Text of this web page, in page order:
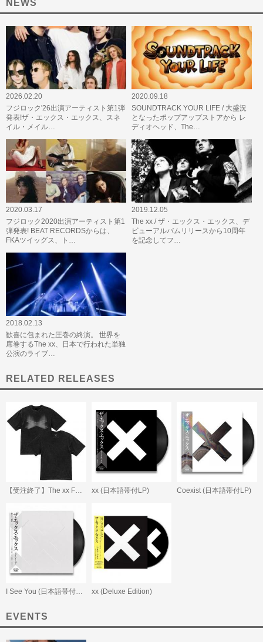
NEWS
2026.02.20
フジロック'26出演アーティスト第1弾
発表!ザ・エックス・エックス、スネ
イル・メイル…
2020.09.18
SOUNDTRACK YOUR LIFE / 大盛況
となったポップアップストアから レ
ディオヘッド、The…
2020.03.17
フジロック2020出演アーティスト第1
弾発表! BEAT RECORDSからは、
FKAツイッグス、ト…
2019.12.05
The xx / ザ・エックス・エックス、デ
ビューアルバムリリースから10周年
を記念してフ…
2018.02.13
歓喜に包まれた圧巻の終演。 世界を
席巻するThe xx、日本で行われた単独
公演のライブ…
RELATED RELEASES
【受注終了】The xx Fujirock T-shirts 2026 xx (日本語帯付LP) Coexist (日本語帯付LP)
I See You (日本語帯付LP) xx (Deluxe Edition)
EVENTS